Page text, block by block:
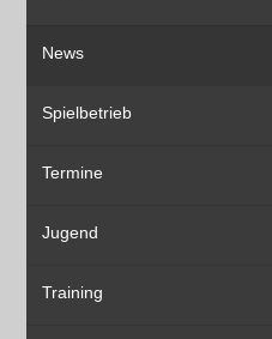
News
Spielbetrieb
Termine
Jugend
Training